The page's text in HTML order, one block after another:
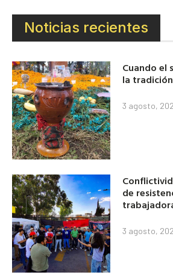
Noticias recientes
Cuando el
la tradición
3 agosto,
de
3 agosto,